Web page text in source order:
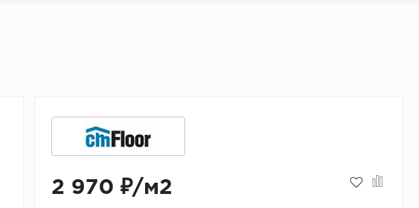
2 970 ₽/м2